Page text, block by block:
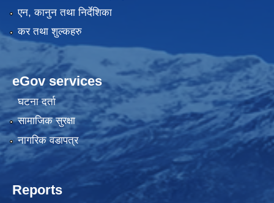
एन, कानुन तथा निर्देशिका
कर तथा शुल्कहरु
eGov services
घटना दर्ता
सामाजिक सुरक्षा
नागरिक वडापत्र
Reports